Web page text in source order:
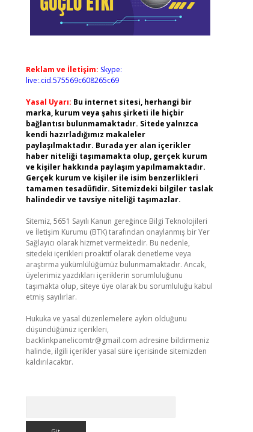
Reklam ve İletişim: Skype:
live:.cid.575569c608265c69
Yasal Uyarı: Bu internet sitesi, herhangi bir
marka, kurum veya şahıs şirketi ile hiçbir
bağlantısı bulunmamaktadır. Sitede yalnızca
kendi hazırladığımız makaleler
paylaşılmaktadır. Burada yer alan içerikler
haber niteliği taşımamakta olup, gerçek kurum
ve kişiler hakkında paylaşım yapılmamaktadır.
Gerçek kurum ve kişiler ile isim benzerlikleri
tamamen tesadüfidir. Sitemizdeki bilgiler taslak
halindedir ve tavsiye niteliği taşımazlar.
Sitemiz, 5651 Sayılı Kanun gereğince Bilgi Teknolojileri
ve İletişim Kurumu (BTK) tarafından onaylanmış bir Yer
Sağlayıcı olarak hizmet vermektedir. Bu nedenle,
sitedeki içerikleri proaktif olarak denetleme veya
araştırma yükümlülüğümüz bulunmamaktadır. Ancak,
üyelerimiz yazdıkları içeriklerin sorumluluğunu
taşımakta olup, siteye üye olarak bu sorumluluğu kabul
etmiş sayılırlar.
Hukuka ve yasal düzenlemelere aykırı olduğunu
düşündüğünüz içerikleri,
backlinkpanelicomtr@gmail.com adresine bildirmeniz
halinde, ilgili içerikler yasal süre içerisinde sitemizden
kaldırılacaktır.